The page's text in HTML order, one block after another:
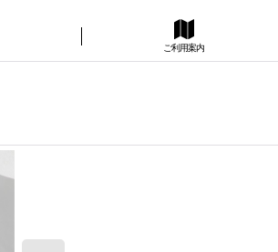
ご利用案内